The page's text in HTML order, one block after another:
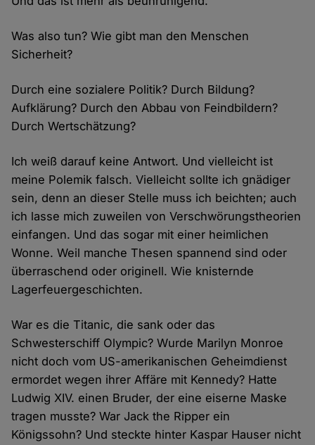
Was also tun? Wie gibt man den Menschen
Sicherheit?
Durch eine sozialere Politik? Durch Bildung?
Aufklärung? Durch den Abbau von Feindbildern?
Durch Wertschätzung?
Ich weiß darauf keine Antwort. Und vielleicht ist
meine Polemik falsch. Vielleicht sollte ich gnädiger
sein, denn an dieser Stelle muss ich beichten; auch
ich lasse mich zuweilen von Verschwörungstheorien
einfangen. Und das sogar mit einer heimlichen
Wonne. Weil manche Thesen spannend sind oder
überraschend oder originell. Wie knisternde
Lagerfeuergeschichten.
War es die Titanic, die sank oder das
Schwesterschiff Olympic? Wurde Marilyn Monroe
nicht doch vom US-amerikanischen Geheimdienst
ermordet wegen ihrer Affäre mit Kennedy? Hatte
Ludwig XIV. einen Bruder, der eine eiserne Maske
tragen musste? War Jack the Ripper ein
Königssohn? Und steckte hinter Kaspar Hauser nicht